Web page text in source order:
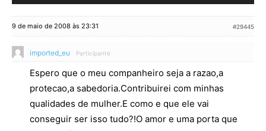
9 de maio de 2008 às 23:31 #29445
imported_eu Participante
Espero que o meu companheiro seja a razao,a
protecao,a sabedoria.Contribuirei com minhas
qualidades de mulher.E como e que ele vai
conseguir ser isso tudo?!O amor e uma porta que